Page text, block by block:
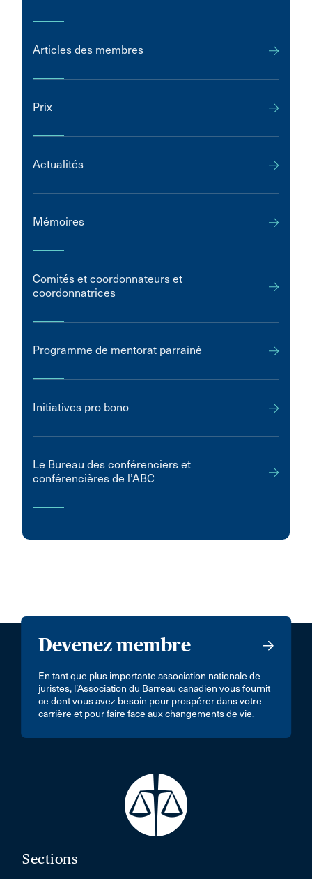
Articles des membres
Prix
Actualités
Mémoires
Comités et coordonnateurs et
coordonnatrices
Programme de mentorat parrainé
Initiatives pro bono
Le Bureau des conférenciers et
conférencières de l’ABC
Devenez membre
En tant que plus importante association nationale de
juristes, l’Association du Barreau canadien vous fournit
ce dont vous avez besoin pour prospérer dans votre
carrière et pour faire face aux changements de vie.
Sections